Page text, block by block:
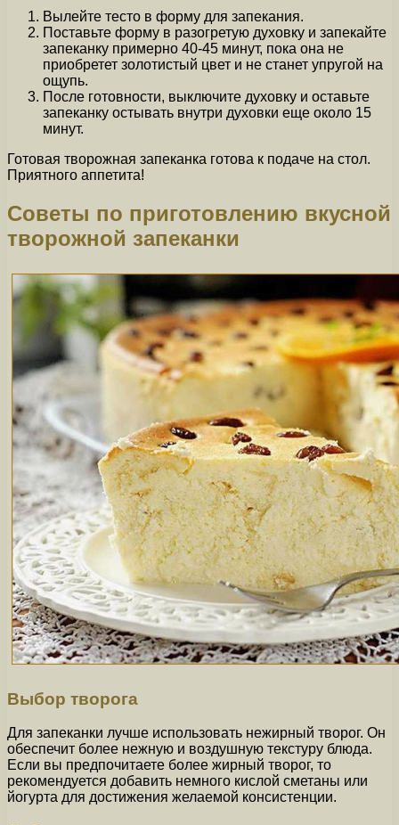
Вылейте тесто в форму для запекания.
Поставьте форму в разогретую духовку и запекайте
запеканку примерно 40-45 минут, пока она не
приобретет золотистый цвет и не станет упругой на
ощупь.
После готовности, выключите духовку и оставьте
запеканку остывать внутри духовки еще около 15
минут.
Готовая творожная запеканка готова к подаче на стол.
Приятного аппетита!
Советы по приготовлению вкусной
творожной запеканки
Выбор творога
Для запеканки лучше использовать нежирный творог. Он
обеспечит более нежную и воздушную текстуру блюда.
Если вы предпочитаете более жирный творог, то
рекомендуется добавить немного кислой сметаны или
йогурта для достижения желаемой консистенции.